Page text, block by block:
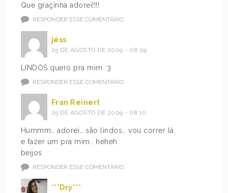
Que graçinha adorei!!!!
RESPONDER ESSE COMENTÁRIO
jéss
25 DE AGOSTO DE 2009 - 08:09
LINDOS quero pra mim :3
RESPONDER ESSE COMENTÁRIO
Fran Reinert
25 DE AGOSTO DE 2009 - 08:10
Hummm… adorei… são lindos… vou correr lá
e fazer um pra mim.. heheh
beijos
RESPONDER ESSE COMENTÁRIO
***Dry***